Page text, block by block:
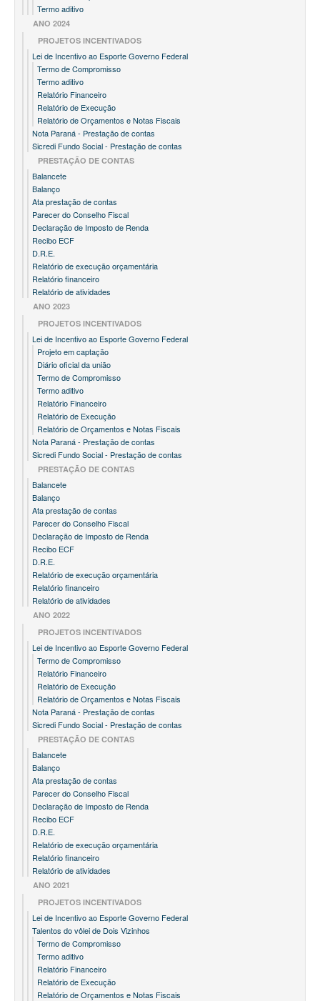
Termo aditivo
ANO 2024
PROJETOS INCENTIVADOS
Lei de Incentivo ao Esporte Governo Federal
Termo de Compromisso
Termo aditivo
Relatório Financeiro
Relatório de Execução
Relatório de Orçamentos e Notas Fiscais
Nota Paraná - Prestação de contas
Sicredi Fundo Social - Prestação de contas
PRESTAÇÃO DE CONTAS
Balancete
Balanço
Ata prestação de contas
Parecer do Conselho Fiscal
Declaração de Imposto de Renda
Recibo ECF
D.R.E.
Relatório de execução orçamentária
Relatório financeiro
Relatório de atividades
ANO 2023
PROJETOS INCENTIVADOS
Lei de Incentivo ao Esporte Governo Federal
Projeto em captação
Diário oficial da união
Termo de Compromisso
Termo aditivo
Relatório Financeiro
Relatório de Execução
Relatório de Orçamentos e Notas Fiscais
Nota Paraná - Prestação de contas
Sicredi Fundo Social - Prestação de contas
PRESTAÇÃO DE CONTAS
Balancete
Balanço
Ata prestação de contas
Parecer do Conselho Fiscal
Declaração de Imposto de Renda
Recibo ECF
D.R.E.
Relatório de execução orçamentária
Relatório financeiro
Relatório de atividades
ANO 2022
PROJETOS INCENTIVADOS
Lei de Incentivo ao Esporte Governo Federal
Termo de Compromisso
Relatório Financeiro
Relatório de Execução
Relatório de Orçamentos e Notas Fiscais
Nota Paraná - Prestação de contas
Sicredi Fundo Social - Prestação de contas
PRESTAÇÃO DE CONTAS
Balancete
Balanço
Ata prestação de contas
Parecer do Conselho Fiscal
Declaração de Imposto de Renda
Recibo ECF
D.R.E.
Relatório de execução orçamentária
Relatório financeiro
Relatório de atividades
ANO 2021
PROJETOS INCENTIVADOS
Lei de Incentivo ao Esporte Governo Federal
Talentos do vôlei de Dois Vizinhos
Termo de Compromisso
Termo aditivo
Relatório Financeiro
Relatório de Execução
Relatório de Orçamentos e Notas Fiscais